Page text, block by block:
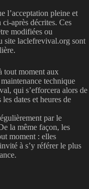
l’acceptation pleine et
après décrites. Ces
modifiées ou
site laclefrevival.org sont
tout moment aux
technique
qui s’efforcera alors de
dates et heures de
par le
la même façon, les
moment : elles
à s’y référer le plus